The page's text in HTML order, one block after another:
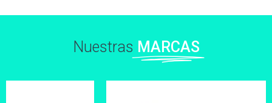
Nuestras MARCAS